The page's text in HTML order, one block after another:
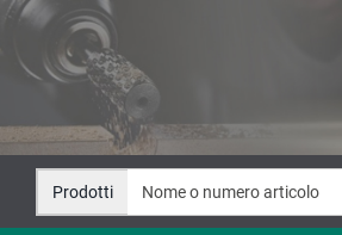
Salta
contenuto
Salta
navigazione
Prodotti